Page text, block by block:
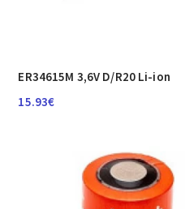
ER34615M 3,6V D/R20 Li-ion
15.93€